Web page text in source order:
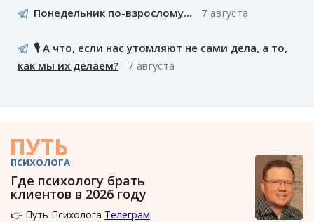
Понедельник по-взрослому... 7 августа
🎙️ А что, если нас утомляют не сами дела, а то,
как мы их делаем?
7 августа
ПУТЬ
ПСИХОЛОГА
Где психологу брать
клиентов в 2026 году
👉 Путь Психолога Телеграм